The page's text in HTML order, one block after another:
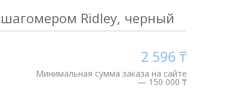
Ridley, черный
2 596 ₸
Минимальная сумма заказа на сайте
— 150 000 ₸